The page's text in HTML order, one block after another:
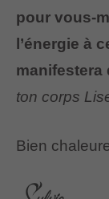
pour vous-
l’énergie à
manifestera
ton corps
Bien